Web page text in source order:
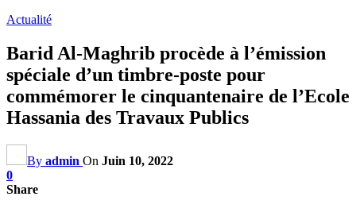
Actualité
Barid Al-Maghrib procède à l’émission
spéciale d’un timbre-poste pour
commémorer le cinquantenaire de l’Ecole
Hassania des Travaux Publics
By admin On Juin 10, 2022
0
Share